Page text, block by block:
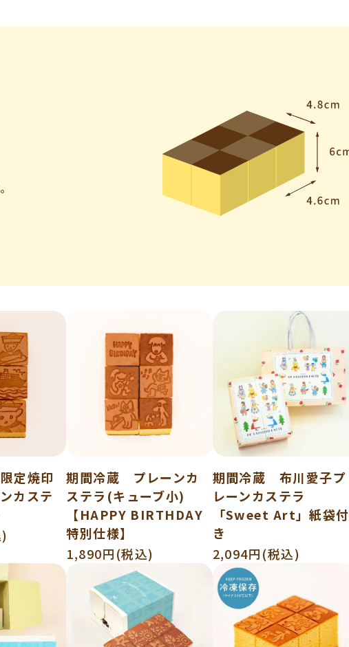
定焼印
カステ
期間冷蔵 プレーンカ
ステラ(キューブ小)
【HAPPY BIRTHDAY
特別仕様】
1,890円(税込)
期間冷蔵 布川愛子プ
レーンカステラ
「Sweet Art」紙袋付
き
2,094円(税込)